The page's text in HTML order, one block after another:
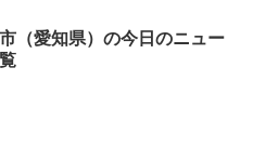
（愛知県）の今日のニュー